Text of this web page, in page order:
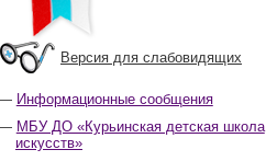
Версия для слабовидящих
Информационные сообщения
МБУ ДО «Курьинская детская школа
искусств»